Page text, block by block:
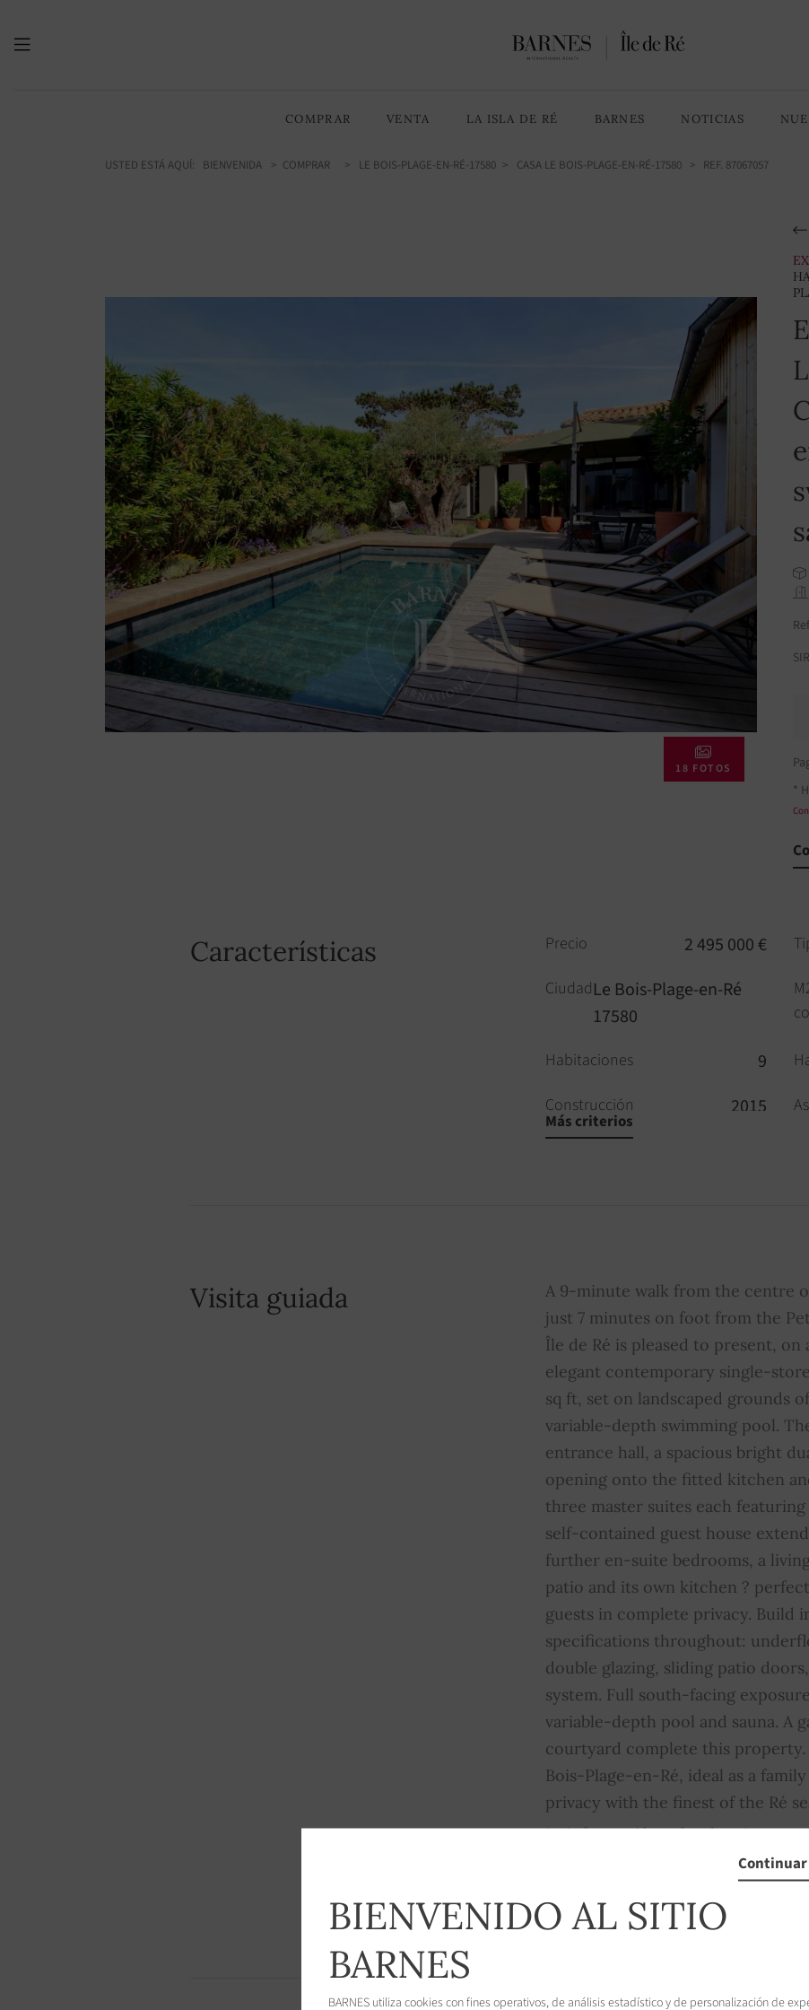
COMPRAR VENTA LA ISLA DE RÉ BARNES NOTICIAS
USTED ESTÁ AQUÍ: BIENVENIDA COMPRAR LE BOIS-PLAGE-EN-RÉ-17580 CASA LE BOIS-PLAGE-EN-RÉ-17580 > REF. 87067057
18 FOTOS
*
Características Precio 2 495 000 €
CiudadLe Bois-Plage-en-Ré
17580
Habitaciones 9
Construcción 2015
Sauna SÍ
Cuota media de los gastos
comunes
0
Más criterios
Visita guiada
A 9-minute walk from the centre
just 7 minutes on foot from the
Île de Ré is pleased to present, on
elegant contemporary single-
sq ft, set on landscaped grounds
variable-depth swimming pool.
entrance hall, a spacious bright
opening onto the fitted kitchen
three master suites each
self-contained guest house
further en-suite bedrooms, a
patio and its own kitchen ?
guests in complete privacy. Build
specifications throughout:
double glazing, sliding patio
system. Full south-facing
variable-depth pool and sauna. A
courtyard complete this property.
Bois-Plage-en-Ré, ideal as a
privacy with the finest of the Ré
La información sobre los riesgos a
propiedad está disponible en el
BIENVENIDO AL SITIO
BARNES
BARNES utiliza cookies con fines operativos, de análisis estadístico y de personalización de